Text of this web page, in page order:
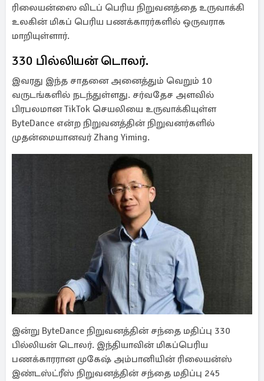
ரிலையன்ஸை விடப் பெரிய நிறுவனத்தை உருவாக்கி
உலகின் மிகப் பெரிய பணக்காரர்களில் ஒருவராக
மாறியுள்ளார்.
330 பில்லியன் டொலர்.
இவரது இந்த சாதனை அனைத்தும் வெறும் 10
வருடங்களில் நடந்துள்ளது. சர்வதேச அளவில்
பிரபலமான TikTok செயலியை உருவாக்கியுள்ள
ByteDance என்ற நிறுவனத்தின் நிறுவனர்களில்
முதன்மையானவர் Zhang Yiming.
இன்று ByteDance நிறுவனத்தின் சந்தை மதிப்பு 330
பில்லியன் டொலர். இந்தியாவின் மிகப்பெரிய
பணக்காரரான முகேஷ் அம்பானியின் ரிலையன்ஸ்
இண்டஸ்ட்ரீஸ் நிறுவனத்தின் சந்தை மதிப்பு 245